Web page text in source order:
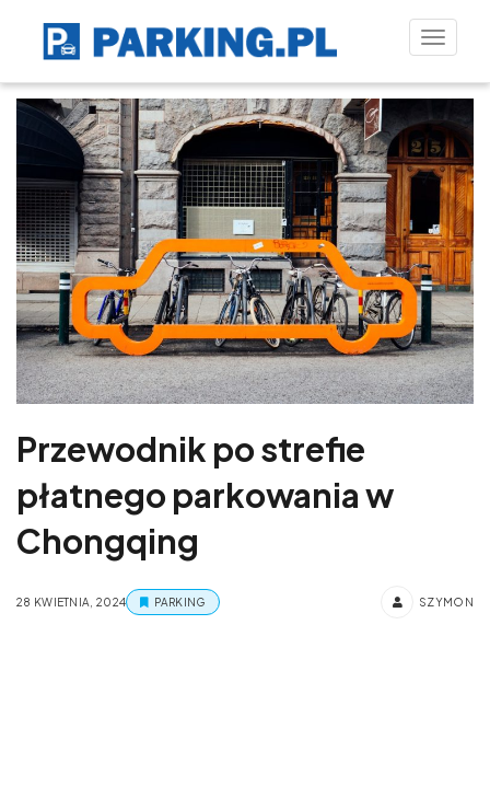
Toggle
Przewodnik po strefie
płatnego parkowania w
Chongqing
28 KWIETNIA, 2024 PARKING SZYMON